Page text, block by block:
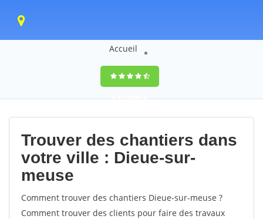
Accueil
9,5(100%)0
votes
Trouver des chantiers dans
votre ville : Dieue-sur-
meuse
Comment trouver des chantiers Dieue-sur-meuse ?
Comment trouver des clients pour faire des travaux